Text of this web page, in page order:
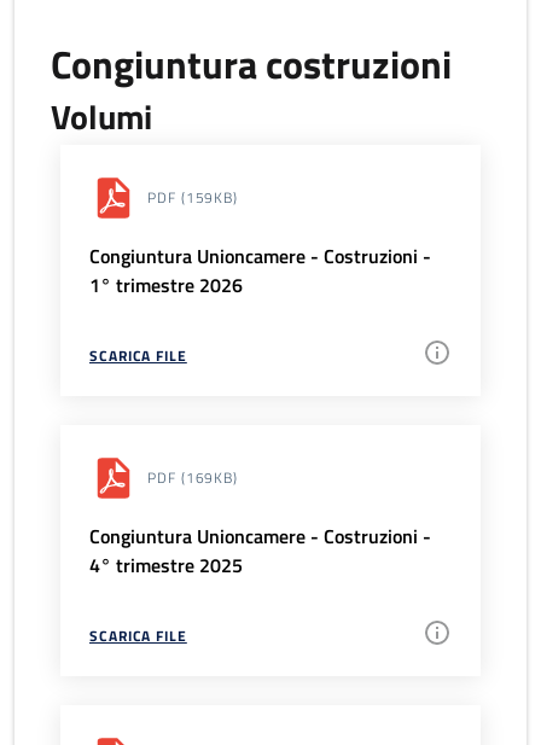
Congiuntura costruzioni
Volumi
PDF (159KB)
Congiuntura Unioncamere - Costruzioni -
1° trimestre 2026
SCARICA FILE
PDF (169KB)
Congiuntura Unioncamere - Costruzioni -
4° trimestre 2025
SCARICA FILE